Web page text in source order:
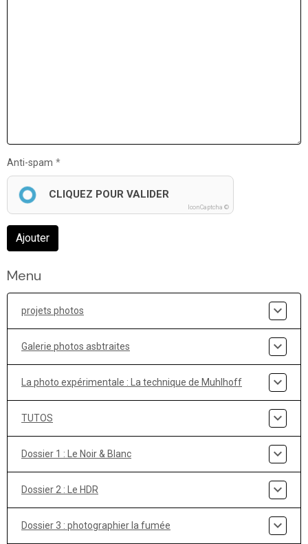
Anti-spam
CLIQUEZ POUR VALIDER
IconCaptcha ©
Ajouter
Menu
projets photos
Galerie photos asbtraites
La photo expérimentale : La technique de Muhlhoff
TUTOS
Dossier 1 : Le Noir & Blanc
Dossier 2 : Le HDR
Dossier 3 : photographier la fumée